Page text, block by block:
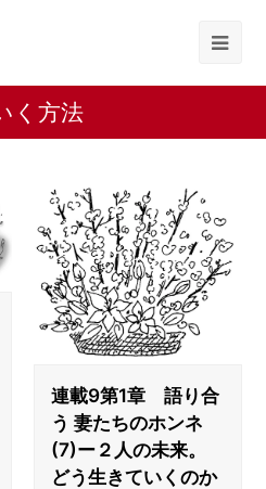
く方法
連載9第1章 語り合
う 妻たちのホンネ
(7)ー２人の未来。
どう生きていくのか